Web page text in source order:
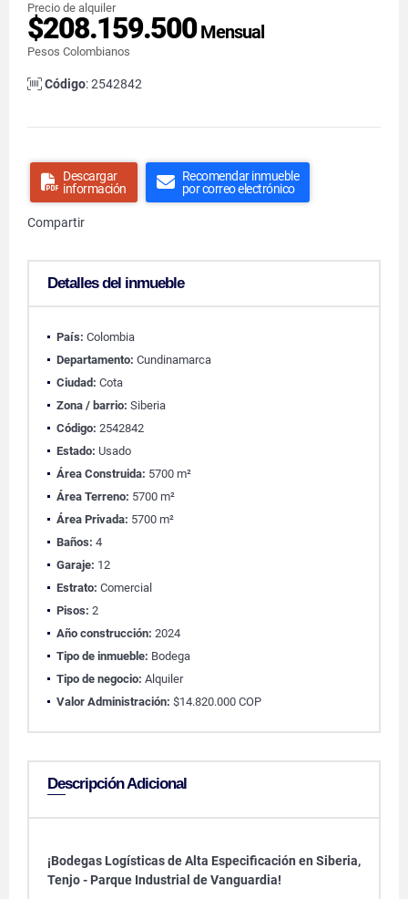
Precio de alquiler
$208.159.500Mensual
Pesos Colombianos
Código: 2542842
Descargar
información
Recomendar inmueble
por correo electrónico
Compartir
Detalles del inmueble
País: Colombia
Departamento: Cundinamarca
Ciudad: Cota
Zona / barrio: Siberia
Código: 2542842
Estado: Usado
Área Construida: 5700 m²
Área Terreno: 5700 m²
Área Privada: 5700 m²
Baños: 4
Garaje: 12
Estrato: Comercial
Pisos: 2
Año construcción: 2024
Tipo de inmueble: Bodega
Tipo de negocio: Alquiler
Valor Administración: $14.820.000 COP
Descripción Adicional
¡Bodegas Logísticas de Alta Especificación en Siberia,
Tenjo - Parque Industrial de Vanguardia!